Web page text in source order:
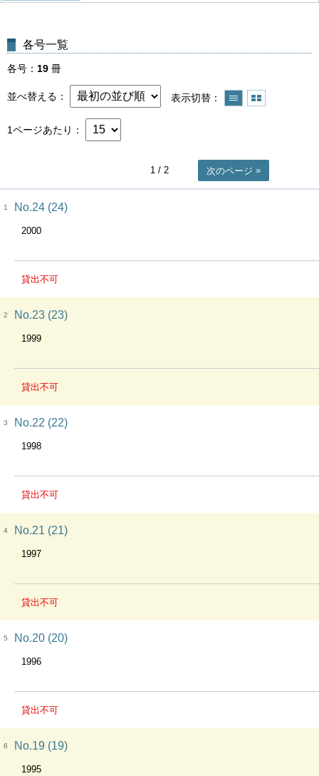
各号一覧
各号 19 冊
並べ替える 表示切替
1ページあたり
1 / 2 次のページ
1 No.24 (24)
2000
貸出不可
2 No.23 (23)
1999
貸出不可
3 No.22 (22)
1998
貸出不可
4 No.21 (21)
1997
貸出不可
5 No.20 (20)
1996
貸出不可
6 No.19 (19)
1995